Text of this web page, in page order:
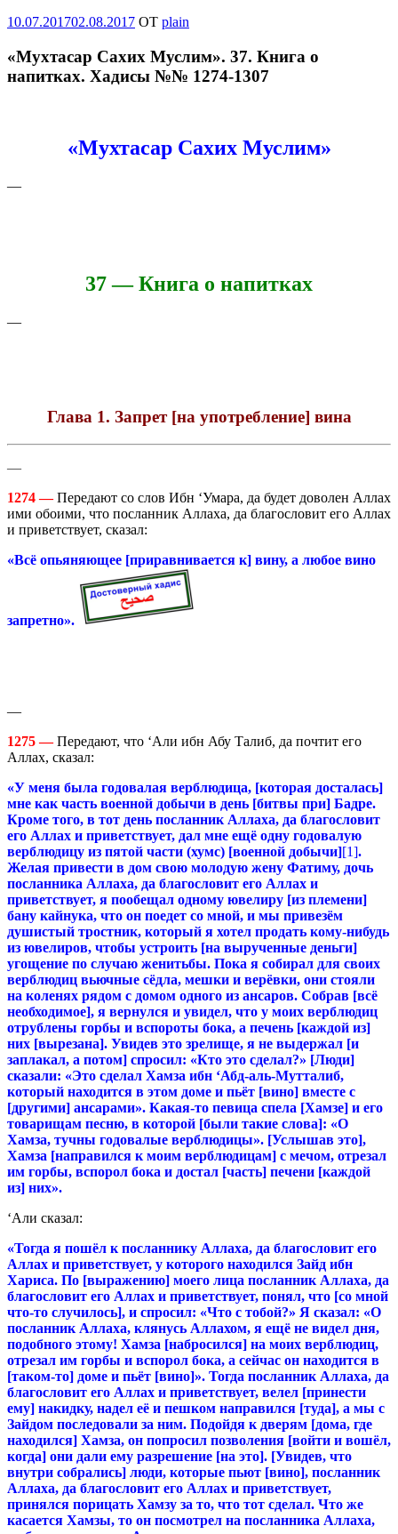
Опубликовано
10.07.201702.08.2017 OT plain
«Мухтасар Сахих Муслим». 37. Книга о
напитках. Хадисы №№ 1274-1307
«Мухтасар Сахих Муслим»
—
37 — Книга о напитках
—
Глава 1. Запрет [на употребление] вина
—
1274 — Передают со слов Ибн ‘Умара, да будет доволен Аллах
ими обоими, что посланник Аллаха, да благословит его Аллах
и приветствует, сказал:
«Всё опьяняющее [приравнивается к] вину, а любое вино
запретно».
—
1275 —Передают, что ‘Али ибн Абу Талиб, да почтит его
Аллах, сказал:
«У меня была годовалая верблюдица, [которая досталась]
мне как часть военной добычи в день [битвы при] Бадре.
Кроме того, в тот день посланник Аллаха, да благословит
его Аллах и приветствует, дал мне ещё одну годовалую
верблюдицу из пятой части (хумс) [военной добычи][1].
Желая привести в дом свою молодую жену Фатиму, дочь
посланника Аллаха, да благословит его Аллах и
приветствует, я пообещал одному ювелиру [из племени]
бану кайнука, что он поедет со мной, и мы привезём
душистый тростник, который я хотел продать кому-нибудь
из ювелиров, чтобы устроить [на вырученные деньги]
угощение по случаю женитьбы. Пока я собирал для своих
верблюдиц вьючные сёдла, мешки и верёвки, они стояли
на коленях рядом с домом одного из ансаров. Собрав [всё
необходимое], я вернулся и увидел, что у моих верблюдиц
отрублены горбы и вспороты бока, а печень [каждой из]
них [вырезана]. Увидев это зрелище, я не выдержал [и
заплакал, а потом] спросил: «Кто это сделал?» [Люди]
сказали: «Это сделал Хамза ибн ‘Абд-аль-Мутталиб,
который находится в этом доме и пьёт [вино] вместе с
[другими] ансарами». Какая-то певица спела [Хамзе] и его
товарищам песню, в которой [были такие слова]: «О
Хамза, тучны годовалые верблюдицы». [Услышав это],
Хамза [направился к моим верблюдицам] с мечом, отрезал
им горбы, вспорол бока и достал [часть] печени [каждой
из] них».
‘Али сказал:
«Тогда я пошёл к посланнику Аллаха, да благословит его
Аллах и приветствует, у которого находился Зайд ибн
Хариса. По [выражению] моего лица посланник Аллаха, да
благословит его Аллах и приветствует, понял, что [со мной
что-то случилось], и спросил: «Что с тобой?» Я сказал: «О
посланник Аллаха, клянусь Аллахом, я ещё не видел дня,
подобного этому! Хамза [набросился] на моих верблюдиц,
отрезал им горбы и вспорол бока, а сейчас он находится в
[таком-то] доме и пьёт [вино]». Тогда посланник Аллаха, да
благословит его Аллах и приветствует, велел [принести
ему] накидку, надел её и пешком направился [туда], а мы с
Зайдом последовали за ним. Подойдя к дверям [дома, где
находился] Хамза, он попросил позволения [войти и вошёл,
когда] они дали ему разрешение [на это]. [Увидев, что
внутри собрались] люди, которые пьют [вино], посланник
Аллаха, да благословит его Аллах и приветствует,
принялся порицать Хамзу за то, что тот сделал. Что же
касается Хамзы, то он посмотрел на посланника Аллаха,